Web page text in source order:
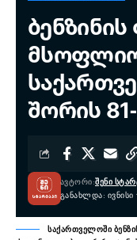
ბენზინის
შორის
ᲒᲐᲜᲐᲮᲚᲓᲐ: ᲘᲕᲜᲘᲡᲘ
ᲐᲕᲢᲝᲠᲘ:ᲨᲔᲜᲘ
საქართველოში